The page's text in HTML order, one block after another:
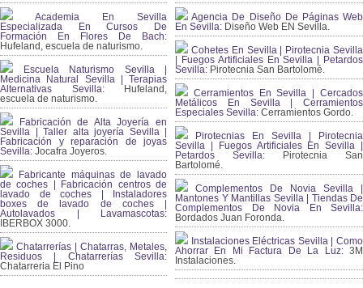
Academia En Sevilla
Especializada En Cursos De
Formación En Flores De Bach:
Hufeland, escuela de naturismo.
Escuela Naturismo Sevilla |
Medicina Natural Sevilla | Terapias
Alternativas Sevilla: Hufeland,
escuela de naturismo.
Fabricación de Alta Joyería en
Sevilla | Taller alta joyería Sevilla |
Fabricación y reparación de joyas
Sevilla: Jocafra Joyeros.
Fabricante máquinas de lavado
de coches | Fabricación centros de
lavado de coches | Instaladores
boxes de lavado de coches |
Autolavados | Lavamascotas:
IBERBOX 3000.
Chatarrerías | Chatarras, Metales,
Residuos | Chatarrerías Sevilla:
Chatarreria El Pino
Agencia De Diseño De Páginas Web
En Sevilla: Diseño Web EN Sevilla.
Cohetes En Sevilla | Pirotecnia Sevilla
| Fuegos Artificiales En Sevilla | Petardos
Sevilla: Pirotecnia San Bartolomé.
Cerramientos En Sevilla | Cercados
Metálicos En Sevilla | Cerramientos
Especiales Sevilla: Cerramientos Gordo.
Pirotecnias En Sevilla | Pirotecnia
Sevilla | Fuegos Artificiales En Sevilla |
Petardos Sevilla: Pirotecnia San
Bartolomé.
Complementos De Novia Sevilla |
Mantones Y Mantillas Sevilla | Tiendas De
Complementos De Novia En Sevilla:
Bordados Juan Foronda.
Instalaciones Eléctricas Sevilla | Como
Ahorrar En Mi Factura De La Luz:3M
Instalaciones.